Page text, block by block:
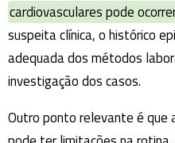
cardiovasculares pode
suspeita clínica, o histórico
adequada dos métodos
investigação dos casos.
Outro ponto relevante é que